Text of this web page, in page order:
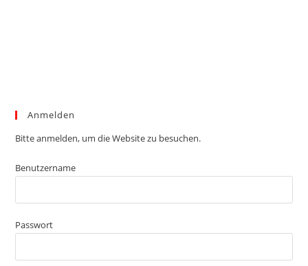
Anmelden
Bitte anmelden, um die Website zu besuchen.
Benutzername
Passwort